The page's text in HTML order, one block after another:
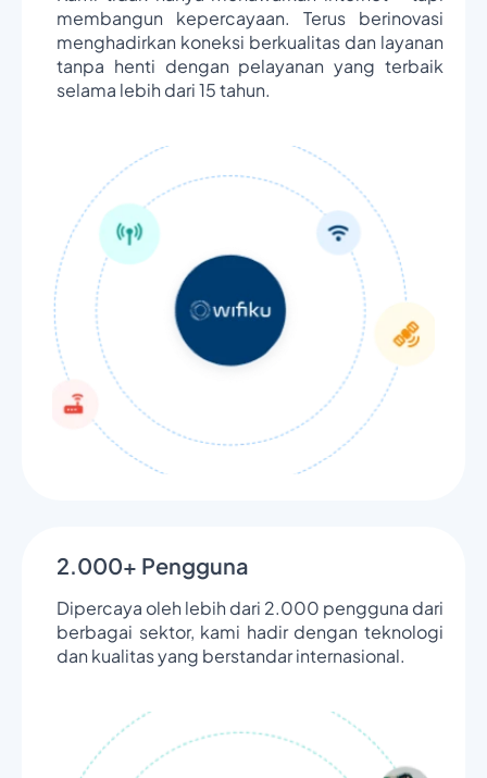
membangun kepercayaan. Terus berinovasi
menghadirkan koneksi berkualitas dan layanan
tanpa henti dengan pelayanan yang terbaik
selama lebih dari 15 tahun.
2.000+ Pengguna
Dipercaya oleh lebih dari 2.000 pengguna dari
berbagai sektor, kami hadir dengan teknologi
dan kualitas yang berstandar internasional.